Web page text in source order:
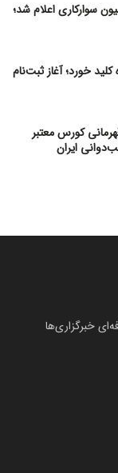
سوارکاری اعلام شد؛
خورد؛ آغاز ثبت‌نام
کورس معتبر
ایران
خبرگزاری‌ها